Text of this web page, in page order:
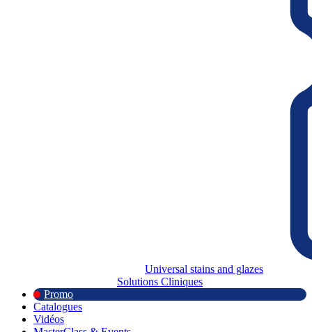
Universal stains and glazes
Solutions Cliniques
Promo
Catalogues
Vidéos